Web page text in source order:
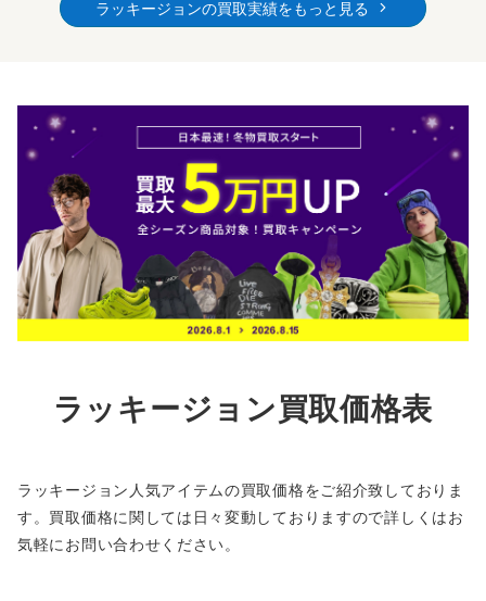
ラッキージョンの買取実績をもっと見る
ラッキージョン買取価格表
ラッキージョン人気アイテムの買取価格をご紹介致しておりま
す。買取価格に関しては日々変動しておりますので詳しくはお
気軽にお問い合わせください。